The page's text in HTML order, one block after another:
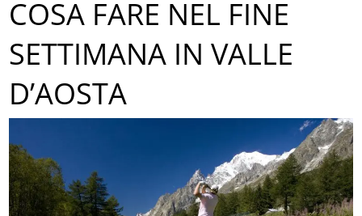
COSA FARE NEL FINE
SETTIMANA IN VALLE
D’AOSTA